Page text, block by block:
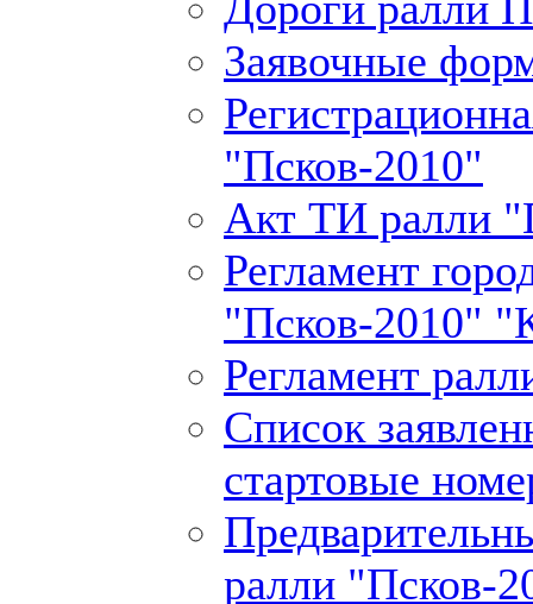
Заявочные
"Псков-2010"
Акт ТИ ралли
Регламент
"Псков-2010"
Регламент
Список
стартовые
ралли "Псков-